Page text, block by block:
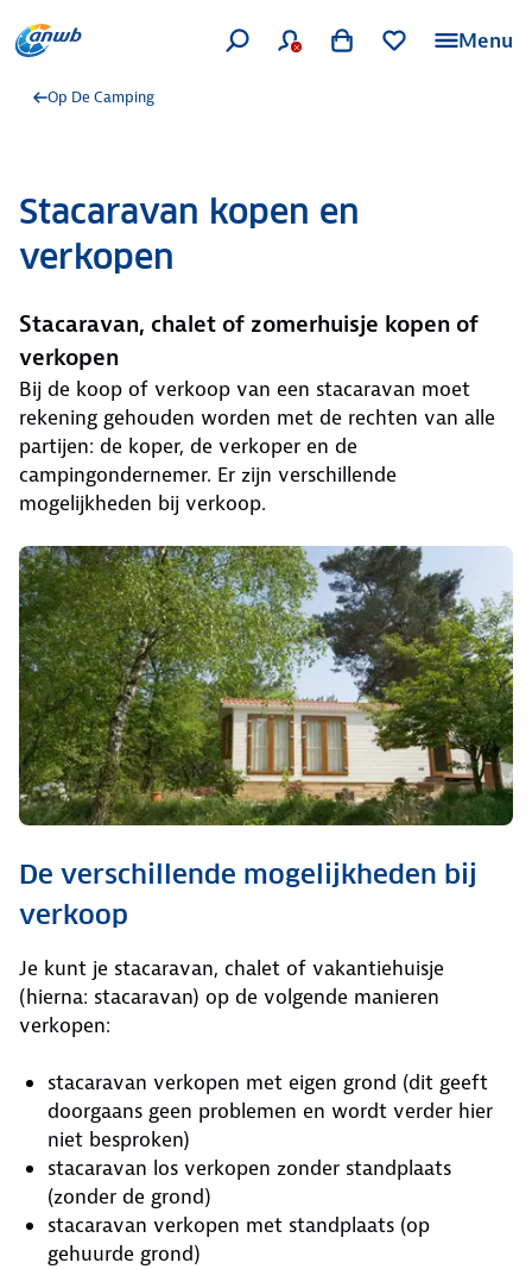
Menu
Op De Camping
Stacaravan kopen en
verkopen
Stacaravan, chalet of zomerhuisje kopen of
verkopen
Bij de koop of verkoop van een stacaravan moet
rekening gehouden worden met de rechten van alle
partijen: de koper, de verkoper en de
campingondernemer. Er zijn verschillende
mogelijkheden bij verkoop.
De verschillende mogelijkheden bij
verkoop
Je kunt je stacaravan, chalet of vakantiehuisje
(hierna: stacaravan) op de volgende manieren
verkopen:
stacaravan verkopen met eigen grond (dit geeft
doorgaans geen problemen en wordt verder hier
niet besproken)
stacaravan los verkopen zonder standplaats
(zonder de grond)
stacaravan verkopen met standplaats (op
gehuurde grond)